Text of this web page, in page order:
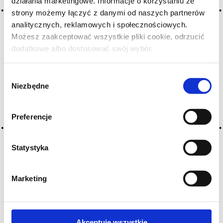
strony możemy łączyć z danymi od naszych partnerów
analitycznych, reklamowych i społecznościowych.
Możesz zaakceptować wszystkie pliki cookie, odrzucić
dodatkowe albo dostosować swój wybór.
zgody
Niezbędne
Preferencje
Statystyka
Marketing
Czy masz ukończone 18 lat?